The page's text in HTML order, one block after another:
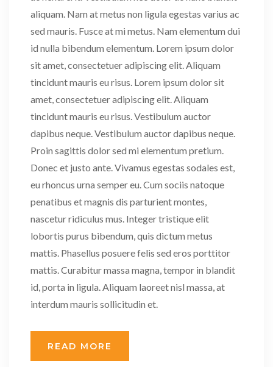
aliquam. Nam at metus non ligula egestas varius ac
sed mauris. Fusce at mi metus. Nam elementum dui
id nulla bibendum elementum. Lorem ipsum dolor
sit amet, consectetuer adipiscing elit. Aliquam
tincidunt mauris eu risus. Lorem ipsum dolor sit
amet, consectetuer adipiscing elit. Aliquam
tincidunt mauris eu risus. Vestibulum auctor
dapibus neque. Vestibulum auctor dapibus neque.
Proin sagittis dolor sed mi elementum pretium.
Donec et justo ante. Vivamus egestas sodales est,
eu rhoncus urna semper eu. Cum sociis natoque
penatibus et magnis dis parturient montes,
nascetur ridiculus mus. Integer tristique elit
lobortis purus bibendum, quis dictum metus
mattis. Phasellus posuere felis sed eros porttitor
mattis. Curabitur massa magna, tempor in blandit
id, porta in ligula. Aliquam laoreet nisl massa, at
interdum mauris sollicitudin et.
READ MORE